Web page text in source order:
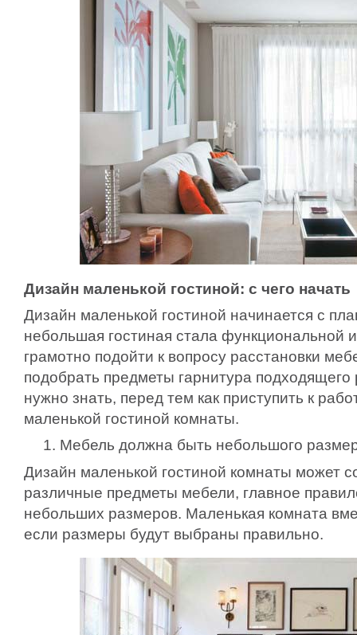
Дизайн маленькой гостиной: с чего начать
Дизайн маленькой гостиной начинается с
небольшая гостиная стала функциональной
грамотно подойти к вопросу расстановки
подобрать предметы гарнитура подходящего
нужно знать, перед тем как приступить к
маленькой гостиной комнаты.
Мебель должна быть небольшого
Дизайн маленькой гостиной комнаты может
различные предметы мебели, главное
небольших размеров. Маленькая комната
если размеры будут выбраны правильно.